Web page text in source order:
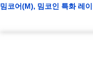
밈코어(M), 밈코인 특화 레